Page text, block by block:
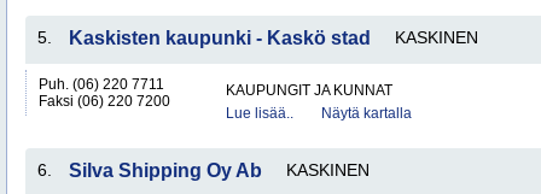
5. Kaskisten kaupunki - Kaskö stad KASKINEN
Puh. (06) 220 7711
Faksi (06) 220 7200
KAUPUNGIT JA KUNNAT
Lue lisää..
Näytä kartalla
6. Silva Shipping Oy Ab KASKINEN